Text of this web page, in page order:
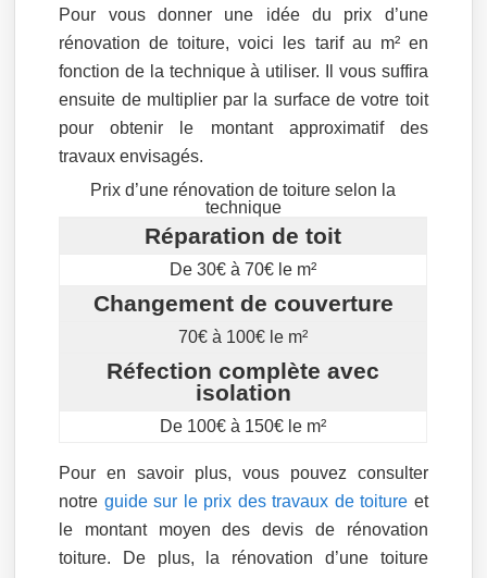
Pour vous donner une idée du prix d’une
rénovation de toiture, voici les tarif au m² en
fonction de la technique à utiliser. Il vous suffira
ensuite de multiplier par la surface de votre toit
pour obtenir le montant approximatif des
travaux envisagés.
Prix d’une rénovation de toiture selon la
technique
Réparation de toit
De 30€ à 70€ le m²
Changement de couverture
70€ à 100€ le m²
Réfection complète avec
isolation
De 100€ à 150€ le m²
Pour en savoir plus, vous pouvez consulter
notre guide sur le prix des travaux de toiture et
le montant moyen des devis de rénovation
toiture. De plus, la rénovation d’une toiture